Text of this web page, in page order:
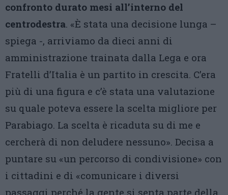
confronto durato mesi all’interno del
centrodestra. «È stata una decisione lunga –
spiega -, arriviamo da dieci anni di
amministrazione trainata dalla Lega e ora
Fratelli d’Italia è un partito in crescita. C’era
più di una figura e c’è stata una valutazione
su quale poteva essere la scelta migliore per
Parabiago. La scelta è ricaduta su di me e
cercherà di non deludere nessuno». Decisa a
puntare su «un percorso di condivisione» con
i cittadini e di «comunicare i diversi
passaggi perché la gente si senta parte della